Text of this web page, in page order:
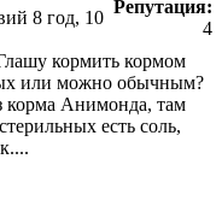
8 год, 10
Репутация:
4
кормить кормом
или можно обычным?
корма Анимонда, там
есть соль,